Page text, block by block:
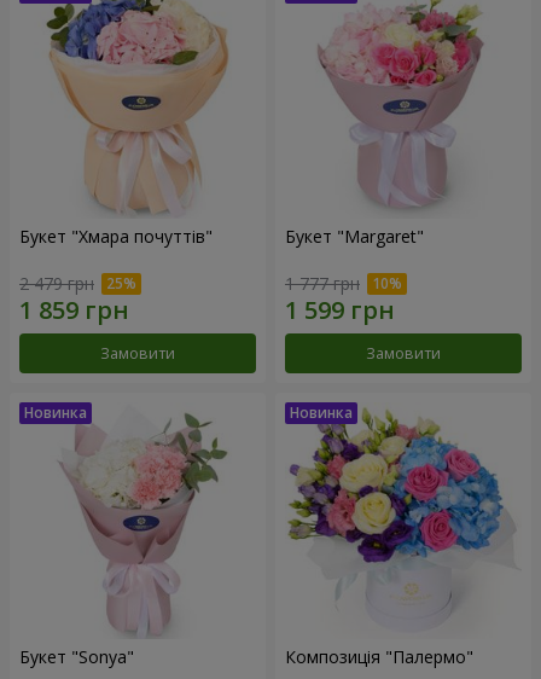
Букет "Хмара почуттів"
2 479 грн
Замовити
Букет "Margaret"
1 777 грн
Замовити
Букет "Sonya" Композиція "Палермо"